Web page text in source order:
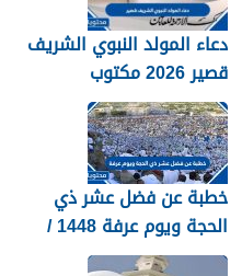
دعاء المولد النبوي الشريف
قصير 2026 مكتوب
خطبة عن فضل عشر ذي
الحجة ويوم عرفة 1448 /
2026